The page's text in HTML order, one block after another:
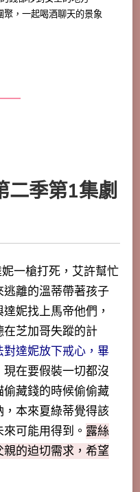
，一起喝酒聊天的景象
二季第1集劇
妮一槍打死，艾許幫忙
離的溫蒂帶著孩子
妮找上馬帝他們，
芝加哥失蹤的計
達妮放下戒心，畢
現在要假裝一切都沒
藏錢的時候偷偷藏
本來夏綠蒂覺得該
可能用得到。 露絲
的迫切需求，希望